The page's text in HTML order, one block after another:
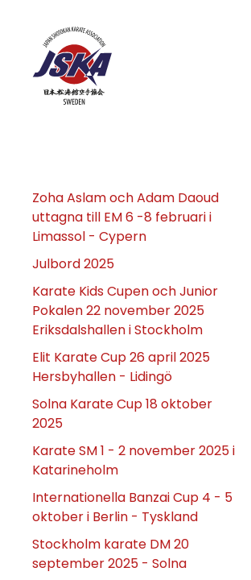
Skip to main content
Zoha Aslam och Adam Daoud
uttagna till EM 6 -8 februari i
Limassol - Cypern
Julbord 2025
Karate Kids Cupen och Junior
Pokalen 22 november 2025
Eriksdalshallen i Stockholm
Elit Karate Cup 26 april 2025
Hersbyhallen - Lidingö
Solna Karate Cup 18 oktober
2025
Karate SM 1 - 2 november 2025 i
Katarineholm
Internationella Banzai Cup 4 - 5
oktober i Berlin - Tyskland
Stockholm karate DM 20
september 2025 - Solna